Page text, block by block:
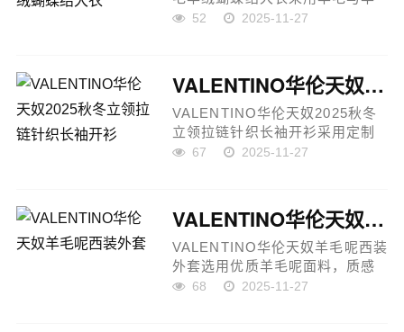
绒混纺面料，柔软舒适且保暖性
型同时增添气质感；领口触感细
腻...
52 2025-11-27
VALENTINO华伦天奴2025秋冬立领拉链针织长袖开衫
VALENTINO华伦天奴2025秋冬
立领拉链针织长袖开衫采用定制
YB进口羊毛混纺纱线，面料柔软
性；前襟拉链开合，方便穿脱并
提升...
67 2025-11-27
VALENTINO华伦天奴羊毛呢西装外套
VALENTINO华伦天奴羊毛呢西装
外套选用优质羊毛呢面料，质感
细腻且保暖性佳，兼具舒适与挺
68 2025-11-27